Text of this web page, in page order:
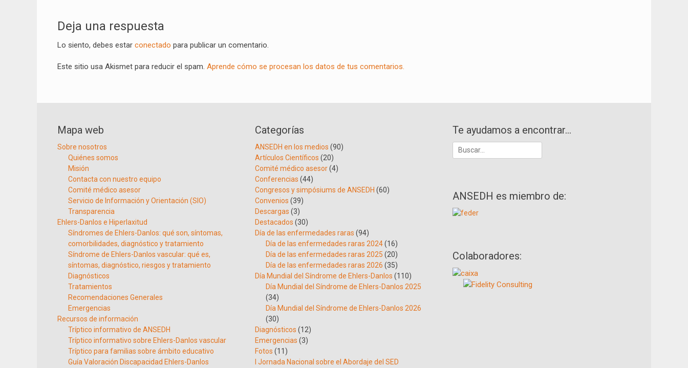
de
entradas
Deja una respuesta
Lo siento, debes estar conectado para publicar un comentario.
Este sitio usa Akismet para reducir el spam. Aprende cómo se procesan los datos de tus comentarios.
Mapa web
Sobre nosotros
Quiénes somos
Misión
Contacta con nuestro equipo
Comité médico asesor
Servicio de Información y Orientación (SIO)
Transparencia
Ehlers-Danlos e Hiperlaxitud
Síndromes de Ehlers-Danlos: qué son, síntomas,
comorbilidades, diagnóstico y tratamiento
Síndrome de Ehlers-Danlos vascular: qué es,
síntomas, diagnóstico, riesgos y tratamiento
Diagnósticos
Tratamientos
Recomendaciones Generales
Emergencias
Recursos de información
Tríptico informativo de ANSEDH
Tríptico informativo sobre Ehlers-Danlos vascular
Tríptico para familias sobre ámbito educativo
Guía Valoración Discapacidad Ehlers-Danlos
Categorías
ANSEDH en los medios (90)
Artículos Científicos (20)
Comité médico asesor(4)
Conferencias (44)
Congresos y simpósiums de ANSEDH (60)
Convenios (39)
Descargas (3)
Destacados (30)
Día de las enfermedades raras (94)
Día de las enfermedades raras 2024(16)
Día de las enfermedades raras 2025 (20)
Día de las enfermedades raras 2026 (35)
Día Mundial del Síndrome de Ehlers-Danlos (110)
Día Mundial del Síndrome de Ehlers-Danlos 2025
(34)
Día Mundial del Síndrome de Ehlers-Danlos 2026
(30)
Diagnósticos (12)
Emergencias (3)
Fotos (11)
I Jornada Nacional sobre el Abordaje del SED
Te ayudamos a encontrar…
Buscar:
ANSEDH es miembro de:
Colaboradores: